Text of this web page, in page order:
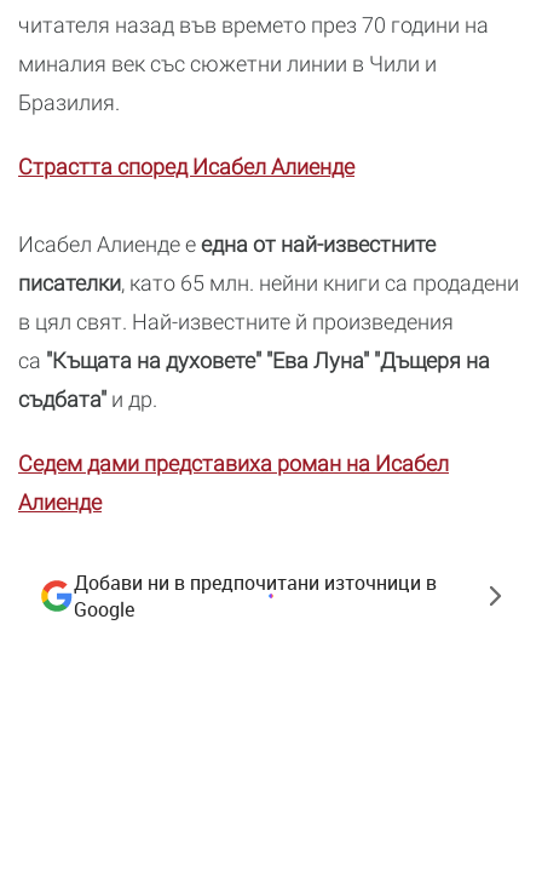
читателя назад във времето през 70 години на
миналия век със сюжетни линии в Чили и
Бразилия.
Страстта според Исабел Алиенде
Исабел Алиенде еедна от най-известните
писателки, като 65 млн. нейни книги са продадени
в цял свят. Най-известните й произведения
са "Къщата на духовете" "Ева Луна" "Дъщеря на
съдбата" и др.
Седем дами представиха роман на Исабел
Алиенде
Добави ни в предпочитани източници в
Google